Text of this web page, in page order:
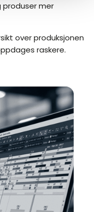
mer
over produksjonen
raskere.